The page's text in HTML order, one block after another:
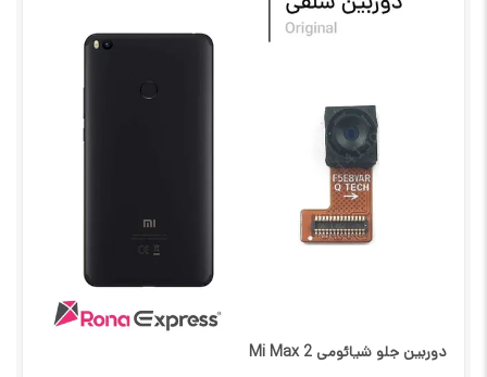
دوربین جلو شیائومی Mi Max 2